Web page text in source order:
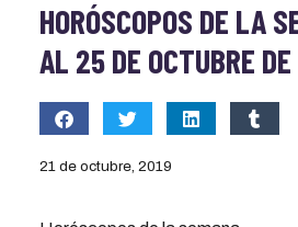
HORÓSCOPOS DE LA
AL 25 DE OCTUBRE
21 de octubre, 2019